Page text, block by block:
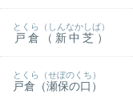
戸倉（新中芝）
とくら（しんなかしば）
戸倉（瀬保の口）
とくら（せぼのくち）